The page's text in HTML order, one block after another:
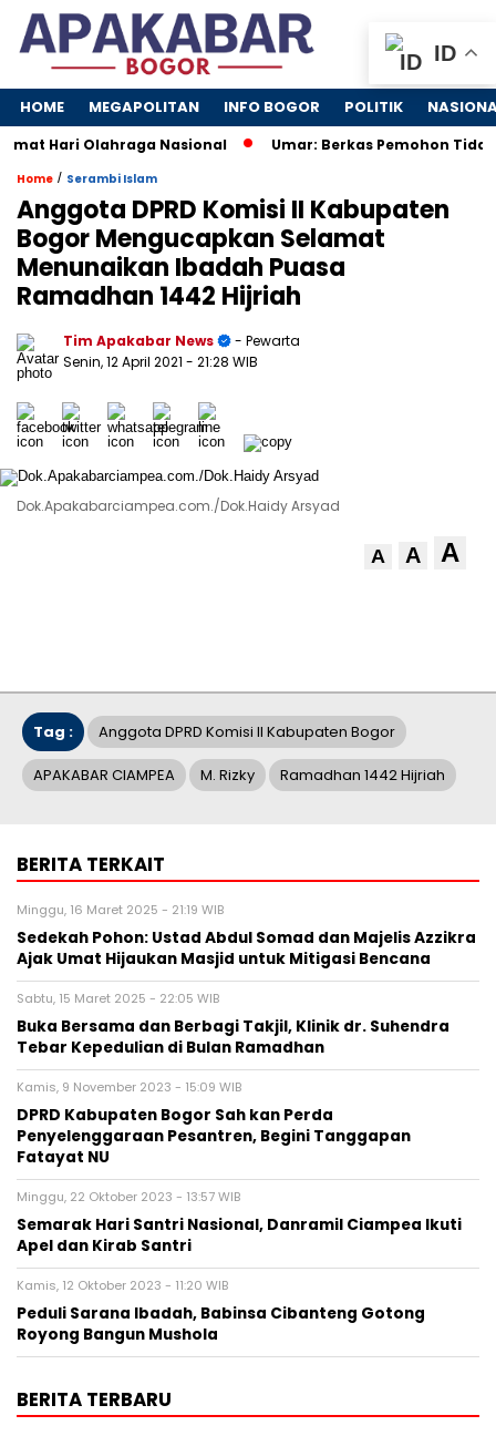
HOME MEGAPOLITAN INFO BOGOR POLITIK
Hari Olahraga Nasional Umar: Berkas Pemohon
Home / Serambi Islam
Anggota DPRD Komisi II Kabupaten
Bogor Mengucapkan Selamat
Menunaikan Ibadah Puasa
Ramadhan 1442 Hijriah
Tim Apakabar News
- Pewarta
Senin, 12 April 2021 - 21:28 WIB
Dok.Apakabarciampea.com./Dok.Haidy Arsyad
A A A
Tag : Anggota DPRD Komisi II Kabupaten Bogor
APAKABAR CIAMPEA M. Rizky Ramadhan 1442 Hijriah
BERITA TERKAIT
Minggu, 16 Maret 2025 - 21:19 WIB
Sedekah Pohon: Ustad Abdul Somad dan Majelis Azzikra
Ajak Umat Hijaukan Masjid untuk Mitigasi Bencana
Sabtu, 15 Maret 2025 - 22:05 WIB
Buka Bersama dan Berbagi Takjil, Klinik dr. Suhendra
Tebar Kepedulian di Bulan Ramadhan
Kamis, 9 November 2023 - 15:09 WIB
DPRD Kabupaten Bogor Sah kan Perda
Penyelenggaraan Pesantren, Begini Tanggapan
Fatayat NU
Minggu, 22 Oktober 2023 - 13:57 WIB
Semarak Hari Santri Nasional, Danramil Ciampea Ikuti
Apel dan Kirab Santri
Kamis, 12 Oktober 2023 - 11:20 WIB
Peduli Sarana Ibadah, Babinsa Cibanteng Gotong
Royong Bangun Mushola
BERITA TERBARU
ID